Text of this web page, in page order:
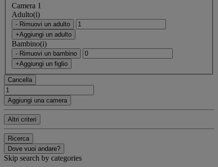
Camera 1
Adulto(i)
- Rimuovi un adulto
+Aggiungi un adulto
Bambino(i)
- Rimuovi un bambino
+Aggiungi un figlio
Cancella
Aggiungi una camera
Altri criteri
Ricerca
Dove vuoi andare?
Skip search by categories